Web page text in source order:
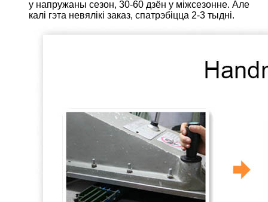
у напружаны сезон, 30-60 дзён у міжсезонне. Але
калі гэта невялікі заказ, спатрэбіцца 2-3 тыдні.